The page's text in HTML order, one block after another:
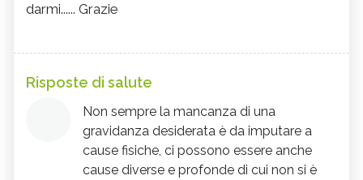
darmi...... Grazie
Risposte di salute
Non sempre la mancanza di una
gravidanza desiderata è da imputare a
cause fisiche, ci possono essere anche
cause diverse e profonde di cui non si è